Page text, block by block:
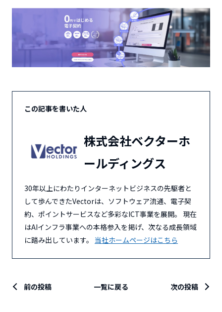
この記事を書いた人
株式会社ベクターホ
ールディングス
30年以上にわたりインターネットビジネスの先駆者と
して歩んできたVectorは、ソフトウェア流通、電子契
約、ポイントサービスなど多彩なICT事業を展開。 現在
はAIインフラ事業への本格参入を掲げ、次なる成長領域
に踏み出しています。 当社ホームページはこちら
前の投稿 一覧に戻る 次の投稿